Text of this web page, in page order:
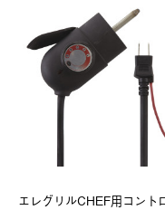
エレグリルCHEF用コント